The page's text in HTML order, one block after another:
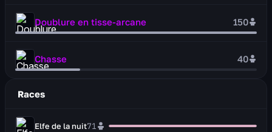
Doublure en tisse-arcane 150
Chasse 40
Races
Elfe de la nuit71